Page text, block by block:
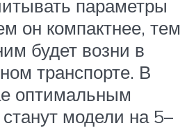
параметры
он компактнее, тем
будет возни в
транспорте. В
оптимальным
модели на 5–